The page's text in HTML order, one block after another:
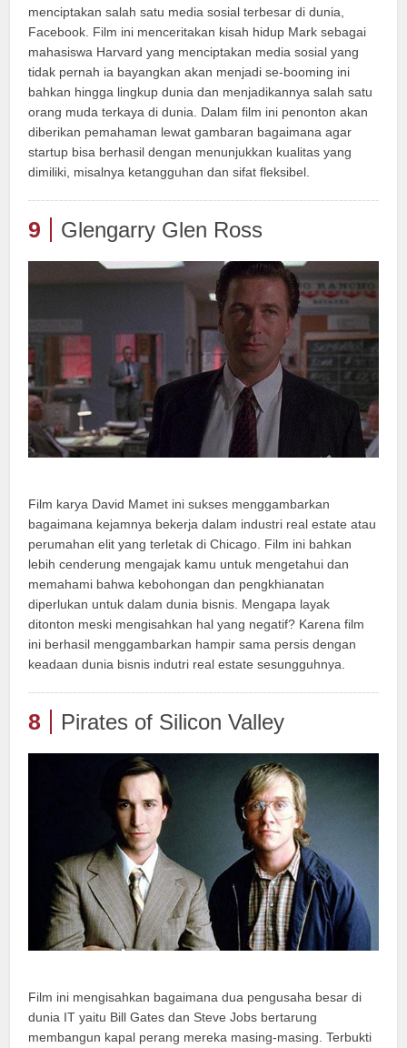
menciptakan salah satu media sosial terbesar di dunia,
Facebook. Film ini menceritakan kisah hidup Mark sebagai
mahasiswa Harvard yang menciptakan media sosial yang
tidak pernah ia bayangkan akan menjadi se-booming ini
bahkan hingga lingkup dunia dan menjadikannya salah satu
orang muda terkaya di dunia. Dalam film ini penonton akan
diberikan pemahaman lewat gambaran bagaimana agar
startup bisa berhasil dengan menunjukkan kualitas yang
dimiliki, misalnya ketangguhan dan sifat fleksibel.
9 Glengarry Glen Ross
Film karya David Mamet ini sukses menggambarkan
bagaimana kejamnya bekerja dalam industri real estate atau
perumahan elit yang terletak di Chicago. Film ini bahkan
lebih cenderung mengajak kamu untuk mengetahui dan
memahami bahwa kebohongan dan pengkhianatan
diperlukan untuk dalam dunia bisnis. Mengapa layak
ditonton meski mengisahkan hal yang negatif? Karena film
ini berhasil menggambarkan hampir sama persis dengan
keadaan dunia bisnis indutri real estate sesungguhnya.
8 Pirates of Silicon Valley
Film ini mengisahkan bagaimana dua pengusaha besar di
dunia IT yaitu Bill Gates dan Steve Jobs bertarung
membangun kapal perang mereka masing-masing. Terbukti